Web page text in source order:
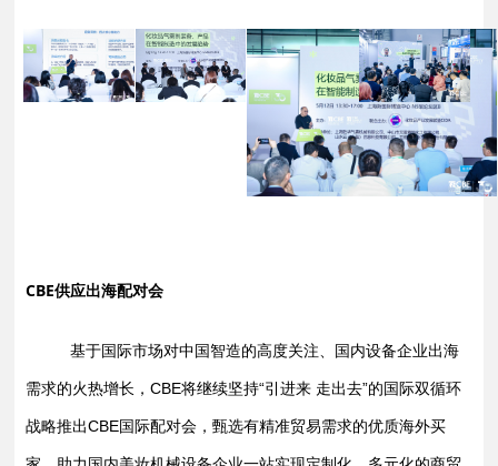
CBE供应出海配对会
基于国际市场对中国智造的高度关注、国内设备企业出海
需求的火热增长，CBE将继续坚持“引进来 走出去”的国际双循环
战略推出CBE国际配对会，甄选有精准贸易需求的优质海外买